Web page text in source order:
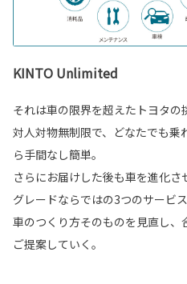
KINTO Unlimited
それは車の限界を超えたトヨタの
対人対物無制限で、どなたでも乗
ら手間なし簡単。
さらにお届けした後も車を進化
グレードならではの3つのサービス
車のつくり方そのものを見直し
ご提案していく。